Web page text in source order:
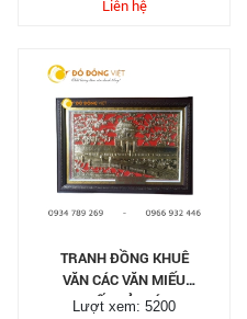
Liên hệ
TRANH ĐỒNG KHUÊ
VĂN CÁC VĂN MIẾU
QUỐC TỬ GIÁM
Lượt xem: 5200